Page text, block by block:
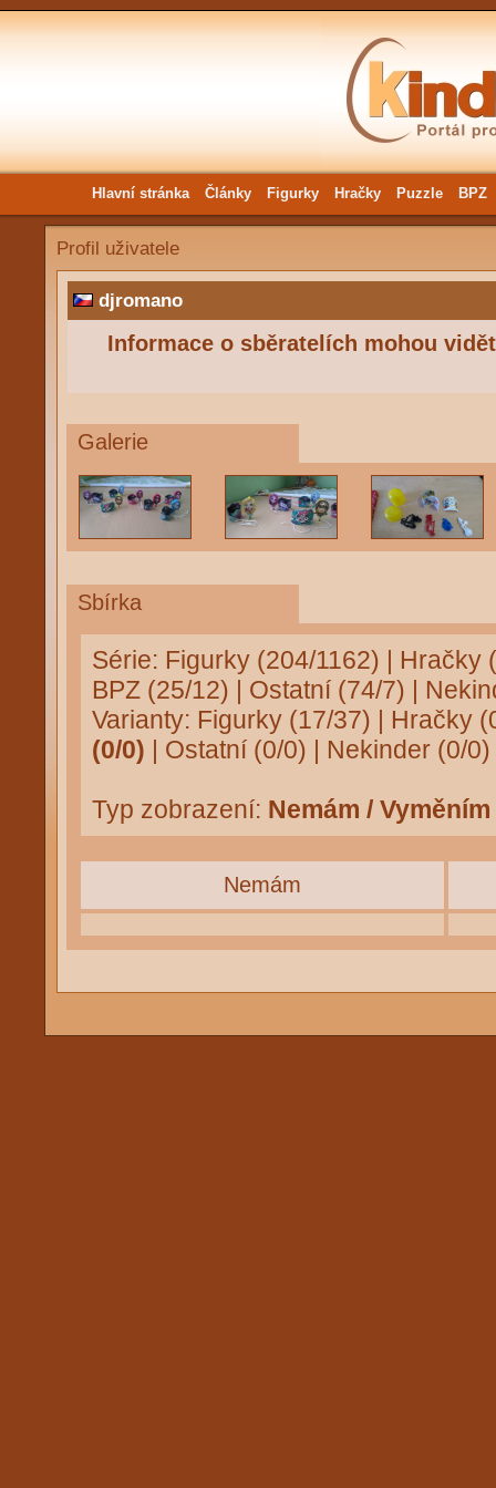
Hlavní stránka Články Figurky Hračky Puzzle BPZ
Profil uživatele
djromano
Informace o sběratelích mohou
Galerie
Sbírka
Série: Figurky (204/1162) | Hračky
BPZ (25/12) | Ostatní (74/7) |
Varianty: Figurky (17/37) | Hračky
(0/0) | Ostatní (0/0) | Nekinder (0/0)
Typ zobrazení: Nemám / Vyměním
Nemám